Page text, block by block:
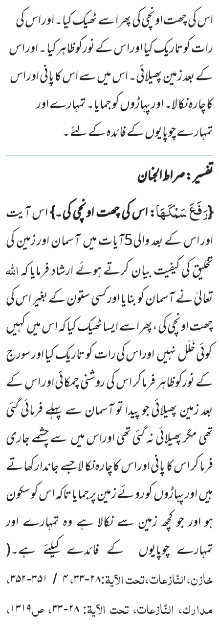
اس کی چھت اونچی کی پھر اسے ٹھیک کیا۔ اور اس کی
رات کو تاریک کیا اور اس کے نورکوظاہر کیا ۔ اور اس
کے بعد زمین پھیلائی۔ اس میں سے اس کا پانی اور اس
کاچارہ نکا لا۔ اور پہاڑوں کو جمایا۔ تمہارے اور
تمہارے چوپایوں کے فائدہ کے لئے ۔
تفسیر : ‎صراط الجنان
{رَفَعَ سَمْكَهَا: اس کی چھت اونچی کی۔}اس آیت
اور اس کے بعد والی5آیات میںآسمان اور زمین کی
تخلیق کی کیفیتبیان کرتے ہوئے ارشاد فرمایا کہاللّٰہ
تعالیٰ نےآسمان کو بنایا اور کسی ستون کے بغیر اس کی
چھت اونچی کی ،پھر اسے ایساٹھیک کیا کہ اس میںکہیں
کوئی خَلَل نہیںاوراس کی رات کو تاریک کیا اور سورج
کے نورکوظاہر فرما کر اس کی روشنی چمکائی اور اس کے
بعد زمین پھیلائی جو پیدا تو آسمان سے پہلے فرمائی گئی
تھی مگر پھیلائی نہ گئی تھی اوراس میںسے چشمے جاری
فرما کر اس کا پانی اور اس کاچارہ نکا لا جسے جاندار کھاتے
ہیںاور پہاڑوںکو روئے زمین پرجمایا تاکہ اس کو سکون
ہو اور جو کچھ زمین سے نکالا ہے وہ تمہارے اور
تمہارے چوپایوں کے فائدے کیلئے ہے۔(
خازن،النّازعات،تحت الآیۃ:۲۸-۳۳،۴ / ۳۵۱-۳۵۲،
مدارک، النّازعات، تحت الآیۃ:۲۸-۳۳، ص۱۳۱۹،